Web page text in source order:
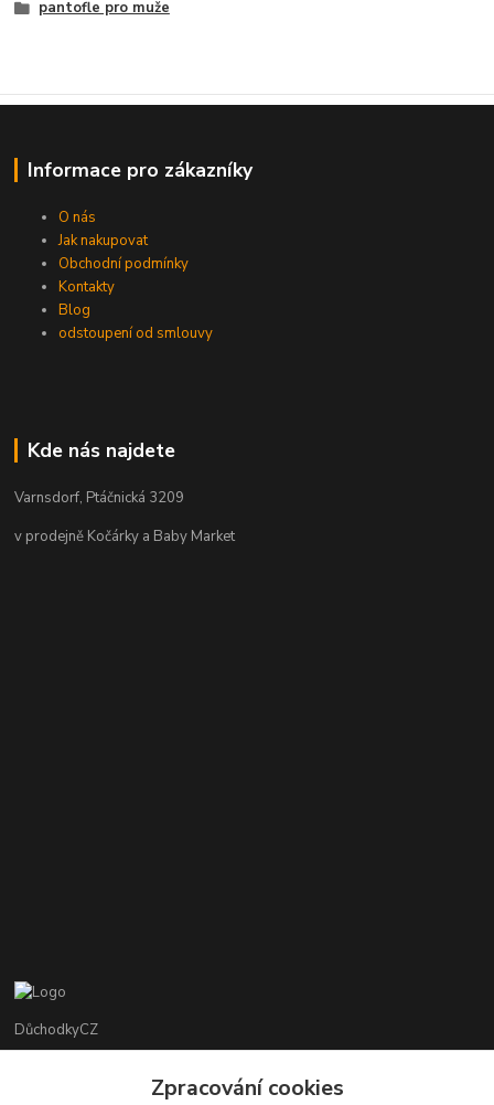
pantofle pro muže
Informace pro zákazníky
O nás
Jak nakupovat
Obchodní podmínky
Kontakty
Blog
odstoupení od smlouvy
Kde nás najdete
Varnsdorf, Ptáčnická 3209
v prodejně Kočárky a Baby Market
DůchodkyCZ
Zpracování cookies